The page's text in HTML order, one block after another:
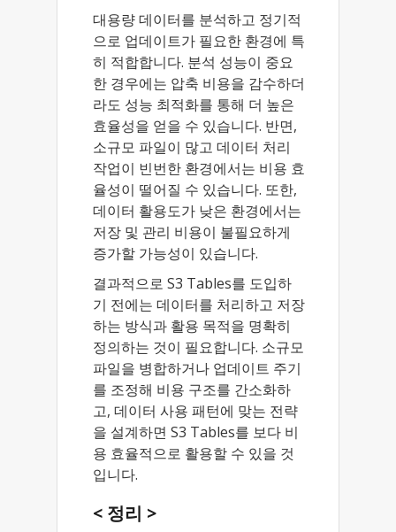
대용량 데이터를 분석하고 정기적
으로 업데이트가 필요한 환경에 특
히 적합합니다. 분석 성능이 중요
한 경우에는 압축 비용을 감수하더
라도 성능 최적화를 통해 더 높은
효율성을 얻을 수 있습니다. 반면,
소규모 파일이 많고 데이터 처리
작업이 빈번한 환경에서는 비용 효
율성이 떨어질 수 있습니다. 또한,
데이터 활용도가 낮은 환경에서는
저장 및 관리 비용이 불필요하게
증가할 가능성이 있습니다.
결과적으로 S3 Tables를 도입하
기 전에는 데이터를 처리하고 저장
하는 방식과 활용 목적을 명확히
정의하는 것이 필요합니다. 소규모
파일을 병합하거나 업데이트 주기
를 조정해 비용 구조를 간소화하
고, 데이터 사용 패턴에 맞는 전략
을 설계하면 S3 Tables를 보다 비
용 효율적으로 활용할 수 있을 것
입니다.
< 정리 >